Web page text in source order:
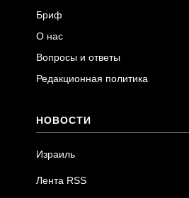
Бриф
О нас
Вопросы и ответы
Редакционная политика
НОВОСТИ
Израиль
Лента RSS